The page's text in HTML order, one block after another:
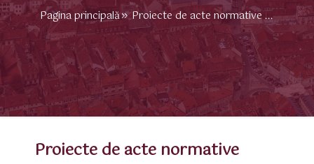
Pagina principală Proiecte de acte normative ...
Proiecte de acte normative